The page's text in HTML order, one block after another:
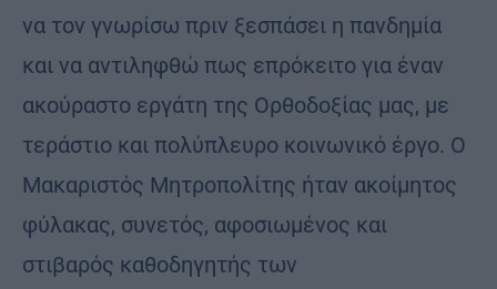
να τον γνωρίσω πριν ξεσπάσει η πανδημία
και να αντιληφθώ πως επρόκειτο για έναν
ακούραστο εργάτη της Ορθοδοξίας μας, με
τεράστιο και πολύπλευρο κοινωνικό έργο. Ο
Μακαριστός Μητροπολίτης ήταν ακοίμητος
φύλακας, συνετός, αφοσιωμένος και
στιβαρός καθοδηγητής των